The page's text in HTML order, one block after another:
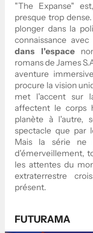
"The Expanse"
presque trop
plonger dans la
connaissance
dans l'espace
romans de James
aventure
procure la vision
met l'accent sur
affectent le corps
planète à l'autre,
spectacle que par
Mais la série ne
d'émerveillement,
les attentes du
extraterrestre
présent.
FUTURAMA